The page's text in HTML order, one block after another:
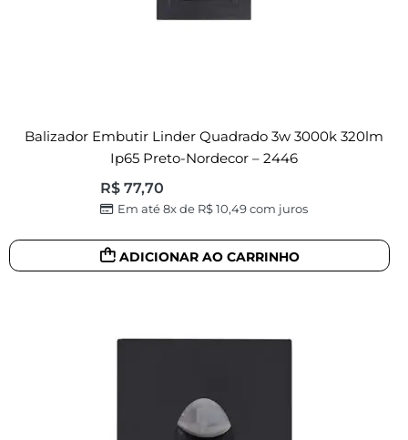
Balizador Embutir Linder Quadrado 3w 3000k 320lm
Ip65 Preto-Nordecor – 2446
R$ 77,70
Em até 8x de R$10,49com juros
ADICIONAR AO CARRINHO